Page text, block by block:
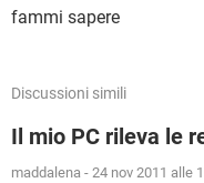
fammi sapere
Discussioni simili
Il mio PC rileva le
maddalena - 24 nov 2011 alle